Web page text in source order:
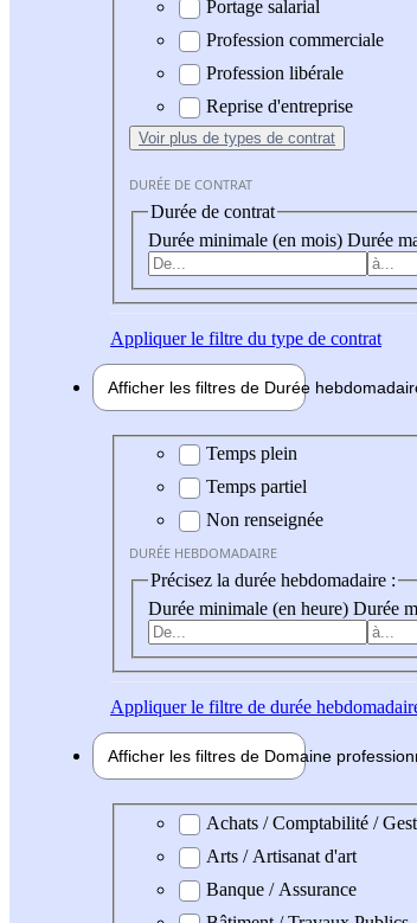
Portage salarial
Profession commerciale
Profession libérale
Reprise d'entreprise
Voir plus de types de contrat
DURÉE DE CONTRAT
Durée de contrat
Durée minimale (en mois) Durée
Appliquerle filtre du type de contrat
Afficher les filtres de Durée hebdo
Durée hebdomadaire
Temps plein
Temps partiel
Non renseignée
DURÉE HEBDOMADAIRE
Précisez la durée hebdomadaire :
Durée minimale (en heure) Durée
Appliquerle filtre de durée
Afficher les filtres de Domaine pro
Domaine professionel
Achats / Comptabilité /
Arts / Artisanat d'art
Banque / Assurance